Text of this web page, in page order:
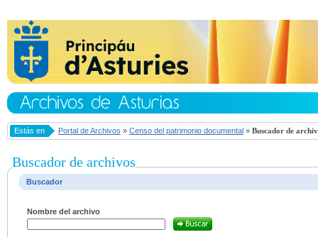
Estás en Portal de Archivos » Censo del patrimonio documental » Buscador de
Buscador de archivos
Buscador
Nombre del archivo